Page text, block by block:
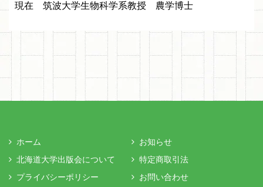
現在 筑波大学生物科学系教授 農学博士
ホーム
お知らせ
北海道大学出版会について
特定商取引法
プライバシーポリシー
お問い合わせ